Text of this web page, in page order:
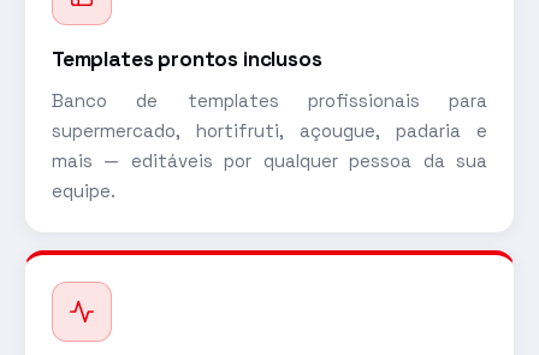
Templates prontos inclusos
Banco de templates profissionais para
supermercado, hortifruti, açougue, padaria e
mais — editáveis por qualquer pessoa da sua
equipe.